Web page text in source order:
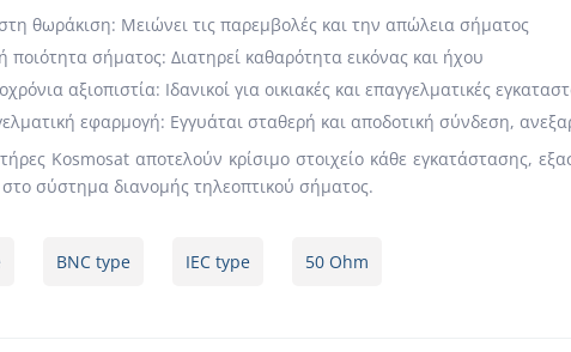
θωράκιση: Μειώνει τις παρεμβολές και την απώλεια σήματος
ποιότητα σήματος: Διατηρεί καθαρότητα εικόνας και ήχου
αξιοπιστία: Ιδανικοί για οικιακές και επαγγελματικές
εφαρμογή: Εγγυάται σταθερή και αποδοτική σύνδεση,
Kosmosat αποτελούν κρίσιμο στοιχείο κάθε εγκατάστασης,
σύστημα διανομής τηλεοπτικού σήματος.
BNC type IEC type 50 Ohm